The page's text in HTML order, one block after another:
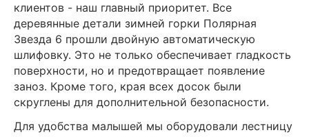
клиентов - наш главный приоритет. Все
деревянные детали зимней горки Полярная
Звезда 6 прошли двойную автоматическую
шлифовку. Это не только обеспечивает гладкость
поверхности, но и предотвращает появление
заноз. Кроме того, края всех досок были
скруглены для дополнительной безопасности.
Для удобства малышей мы оборудовали лестницу